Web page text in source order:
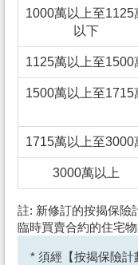
1000萬以上至1125
以下
1125萬以上至1500
1500萬以上至1715
1715萬以上至3000
3000萬以上
註: 新修訂的按揭保險
臨時買賣合約的住宅
* 須經【按揭保險計